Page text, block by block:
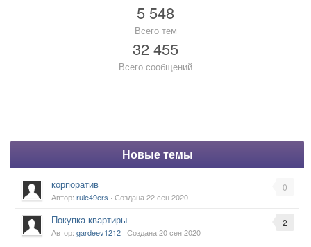
5 548
Всего тем
32 455
Всего сообщений
Новые темы
0
корпоратив
Автор: rule49ers · Создана22 сен 2020
2
Покупка квартиры
Автор: gardeev1212 · Создана20 сен 2020